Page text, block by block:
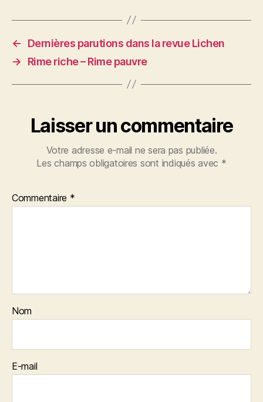
←
Dernières parutions dans la revue Lichen
→
Rime riche – Rime pauvre
Laisser un commentaire
Votre adresse e-mail ne sera pas publiée.
Les champs obligatoires sont indiqués avec *
Commentaire *
Nom
E-mail